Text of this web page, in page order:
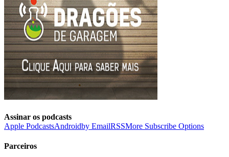
Assinar os podcasts
Apple PodcastsAndroidby EmailRSSMore Subscribe Options
Parceiros